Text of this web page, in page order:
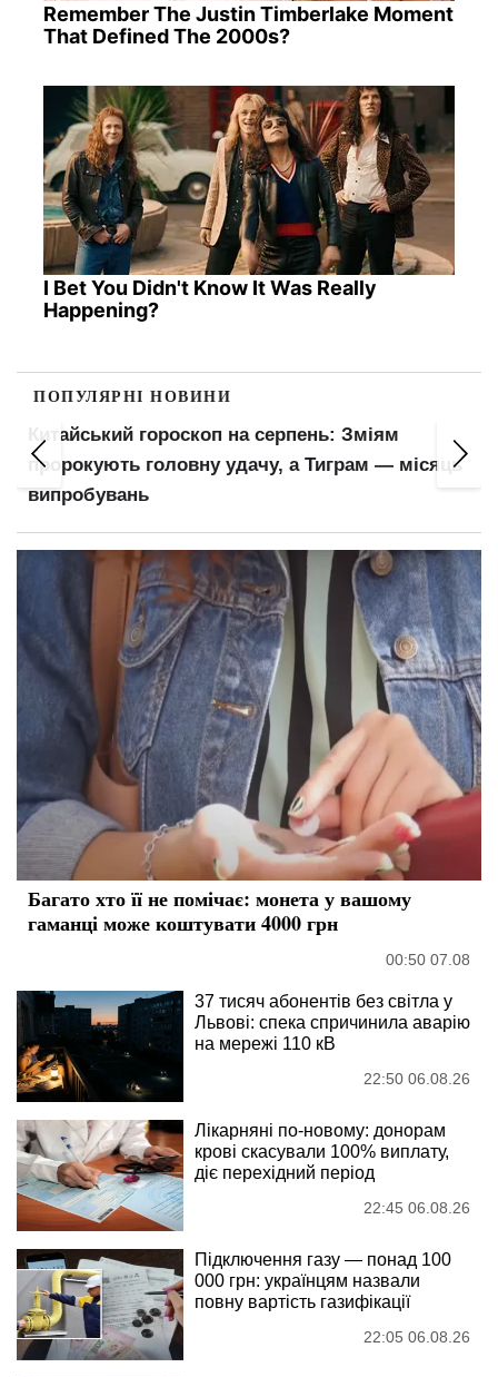
Remember The Justin Timberlake Moment
That Defined The 2000s?
I Bet You Didn't Know It Was Really
Happening?
ПОПУЛЯРНІ НОВИНИ
Пенсіонери відчують прибавку в гаманцях:
ПФУ оновив важливий показник для
розрахунку виплат
Багато хто її не помічає: монета у вашому
гаманці може коштувати 4000 грн
00:50 07.08
37 тисяч абонентів без світла у
Львові: спека спричинила аварію
на мережі 110 кВ
22:50 06.08.26
Лікарняні по-новому: донорам
крові скасували 100% виплату,
діє перехідний період
22:45 06.08.26
Підключення газу — понад 100
000 грн: українцям назвали
повну вартість газифікації
22:05 06.08.26